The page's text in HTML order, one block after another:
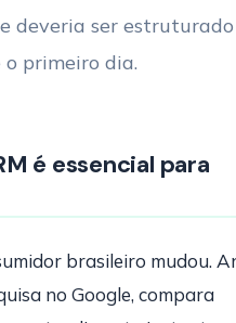
deveria ser estruturado
primeiro dia.
é essencial para
brasileiro mudou.
no Google, compara